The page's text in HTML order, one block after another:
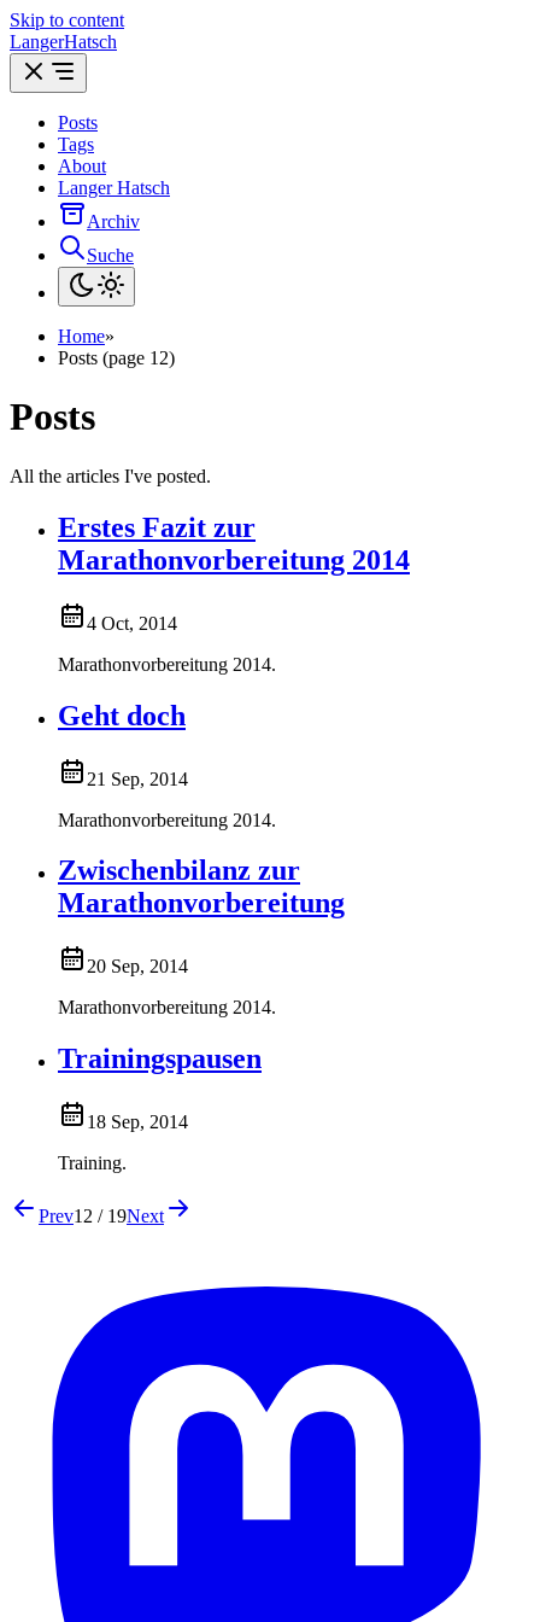
Skip to content
LangerHatsch
Posts
Tags
About
Langer Hatsch
Archiv
Suche
Home»
Posts (page 12)
Posts
All the articles I've posted.
Erstes Fazit zur
Marathonvorbereitung 2014
4 Oct, 2014
Marathonvorbereitung 2014.
Geht doch
21 Sep, 2014
Marathonvorbereitung 2014.
Zwischenbilanz zur
Marathonvorbereitung
20 Sep, 2014
Marathonvorbereitung 2014.
Trainingspausen
18 Sep, 2014
Training.
Prev12 / 19Next